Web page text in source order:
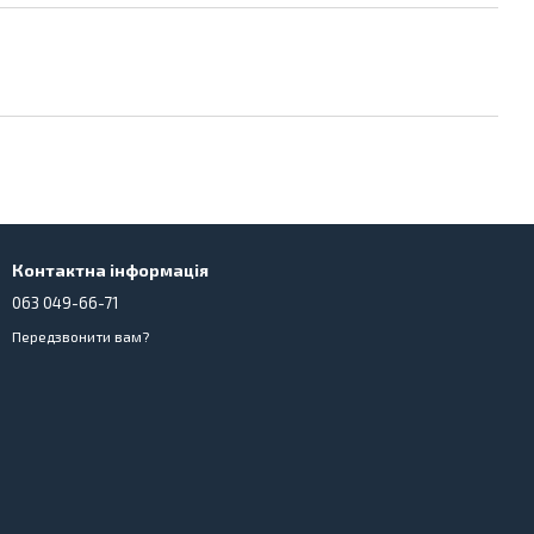
Контактна інформація
063 049-66-71
Передзвонити вам?